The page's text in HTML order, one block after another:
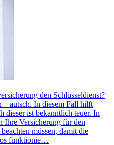
den Schlüsseldienst?
– autsch. In diesem Fall hilft
dieser ist bekanntlich teuer. In
Ihre Versicherung für den
müssen, damit die
funktionie…